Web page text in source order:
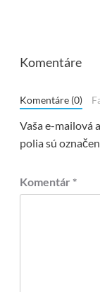
Komentáre
Komentáre (0)
Vaša e-mailová
polia sú
Komentár *